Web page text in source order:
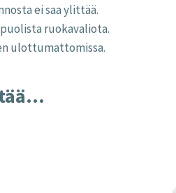
ei saa ylittää.
ruokavaliota.
ulottumattomissa.